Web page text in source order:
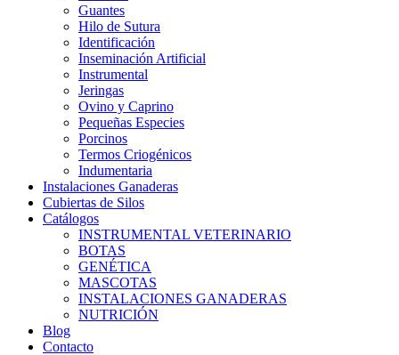
Guantes
Hilo de Sutura
Identificación
Inseminación Artificial
Instrumental
Jeringas
Ovino y Caprino
Pequeñas Especies
Porcinos
Termos Criogénicos
Indumentaria
Instalaciones Ganaderas
Cubiertas de Silos
Catálogos
INSTRUMENTAL VETERINARIO
BOTAS
GENÉTICA
MASCOTAS
INSTALACIONES GANADERAS
NUTRICIÓN
Blog
Contacto